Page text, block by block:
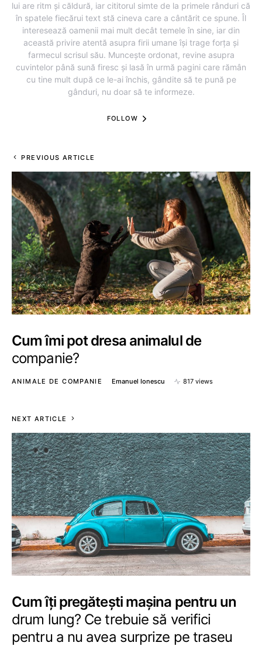
lui are ritm și căldură, iar cititorul simte de la primele rânduri că
în spatele fiecărui text stă cineva care a cântărit ce spune. Îl
interesează oamenii mai mult decât temele în sine, iar din
această privire atentă asupra firii umane își trage forța și
farmecul scrisul său. Muncește ordonat, revine asupra
cuvintelor până sună firesc și lasă în urmă pagini care rămân
cu tine mult după ce le-ai închis, gândite să te pună pe
gânduri, nu doar să te informeze.
FOLLOW
PREVIOUS ARTICLE
Cum îmi pot dresa animalul de
companie?
ANIMALE DE COMPANIE Emanuel Ionescu 817 views
NEXT ARTICLE
Cum îți pregătești mașina pentru un
drum lung? Ce trebuie să verifici
pentru a nu avea surprize pe traseu